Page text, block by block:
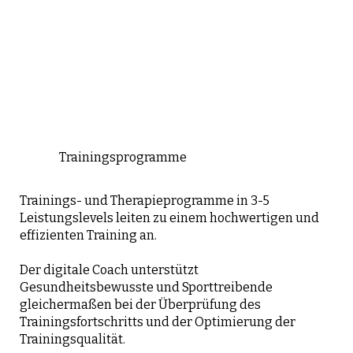
Trainingsprogramme
Trainings- und Therapieprogramme in 3-5
Leistungslevels leiten zu einem hochwertigen und
effizienten Training an.
Der digitale Coach unterstützt
Gesundheitsbewusste und Sporttreibende
gleichermaßen bei der Überprüfung des
Trainingsfortschritts und der Optimierung der
Trainingsqualität.